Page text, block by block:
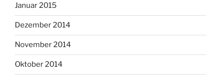
Januar 2015
Dezember 2014
November 2014
Oktober 2014